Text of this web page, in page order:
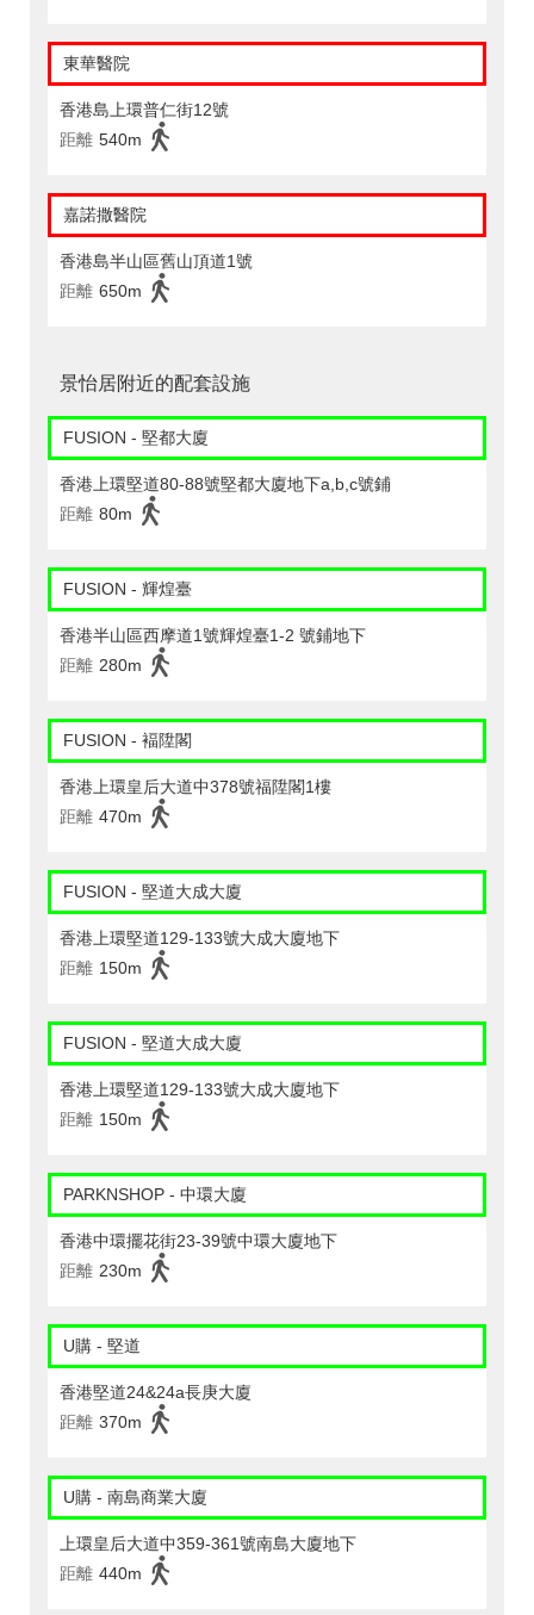
東華醫院
香港島上環普仁街12號
距離 540m
嘉諾撒醫院
香港島半山區舊山頂道1號
距離 650m
景怡居附近的配套設施
FUSION - 堅都大廈
香港上環堅道80-88號堅都大廈地下a,b,c號鋪
距離 80m
FUSION - 輝煌臺
香港半山區西摩道1號輝煌臺1-2 號鋪地下
距離 280m
FUSION - 褔陞閣
香港上環皇后大道中378號福陞閣1樓
距離 470m
FUSION - 堅道大成大廈
香港上環堅道129-133號大成大廈地下
距離 150m
FUSION - 堅道大成大廈
香港上環堅道129-133號大成大廈地下
距離 150m
PARKNSHOP - 中環大廈
香港中環擺花街23-39號中環大廈地下
距離 230m
U購 - 堅道
香港堅道24&24a長庚大廈
距離 370m
U購 - 南島商業大廈
上環皇后大道中359-361號南島大廈地下
距離 440m